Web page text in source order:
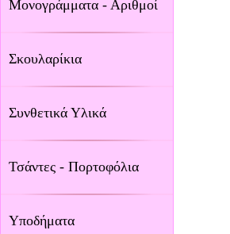
Μονογράμματα - Αριθμοί
Σκουλαρίκια
Συνθετικά Υλικά
Τσάντες - Πορτοφόλια
Υποδήματα